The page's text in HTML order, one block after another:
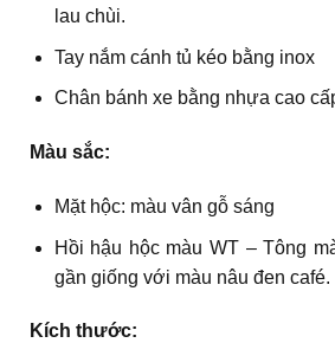
lau chùi.
Tay nắm cánh tủ kéo bằng inox
Chân bánh xe bằng nhựa cao
Màu sắc:
Mặt hộc: màu vân gỗ sáng
Hồi hậu hộc màu WT – Tông
gần giống với màu nâu đen café.
Kích thước: